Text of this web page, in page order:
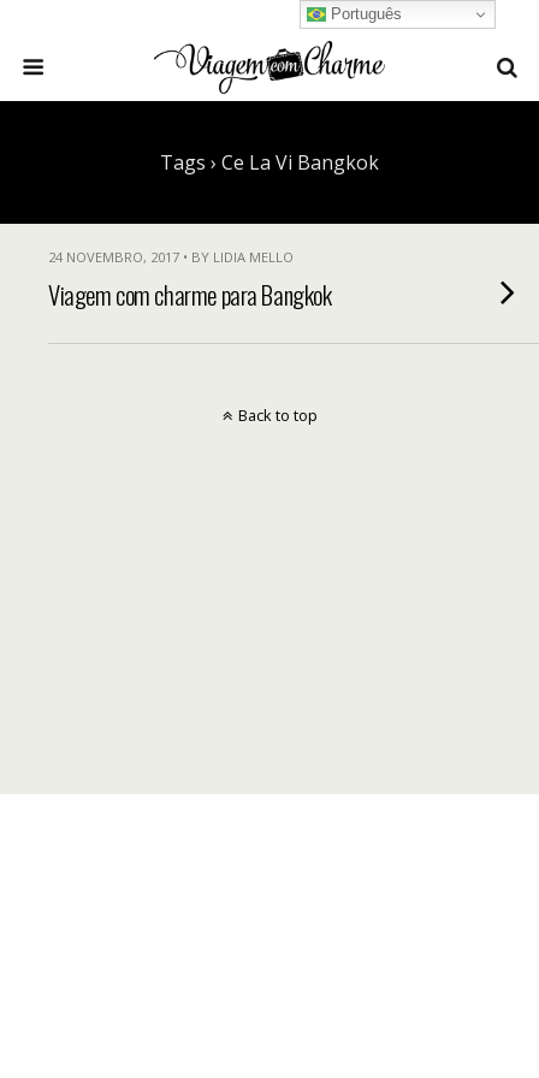
Tags › Ce La Vi Bangkok
24 NOVEMBRO, 2017 • BY LIDIA MELLO
Viagem com charme para Bangkok
Português
Back to top